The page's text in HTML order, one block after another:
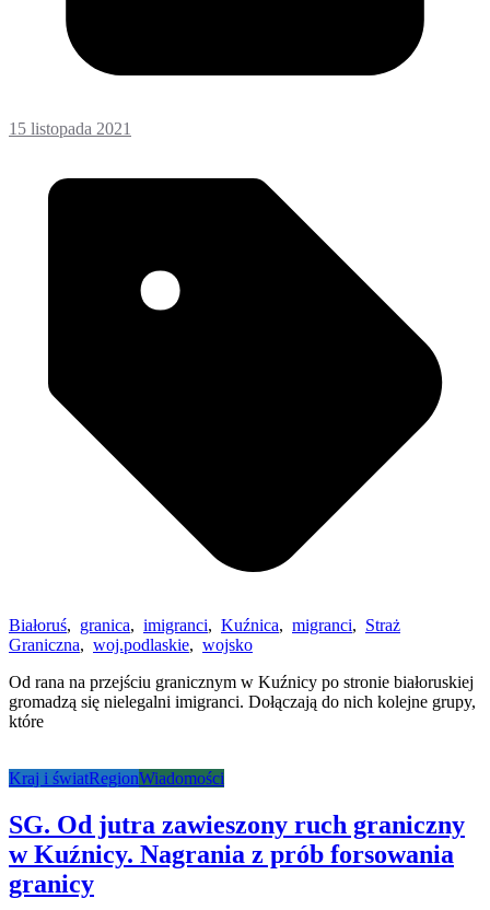
15 listopada 2021
Białoruś, granica, imigranci, Kuźnica, migranci, Straż
Graniczna, woj.podlaskie, wojsko
Od rana na przejściu granicznym w Kuźnicy po stronie białoruskiej
gromadzą się nielegalni imigranci. Dołączają do nich kolejne grupy,
które
Kraj i światRegionWiadomości
SG. Od jutra zawieszony ruch graniczny
w Kuźnicy. Nagrania z prób forsowania
granicy